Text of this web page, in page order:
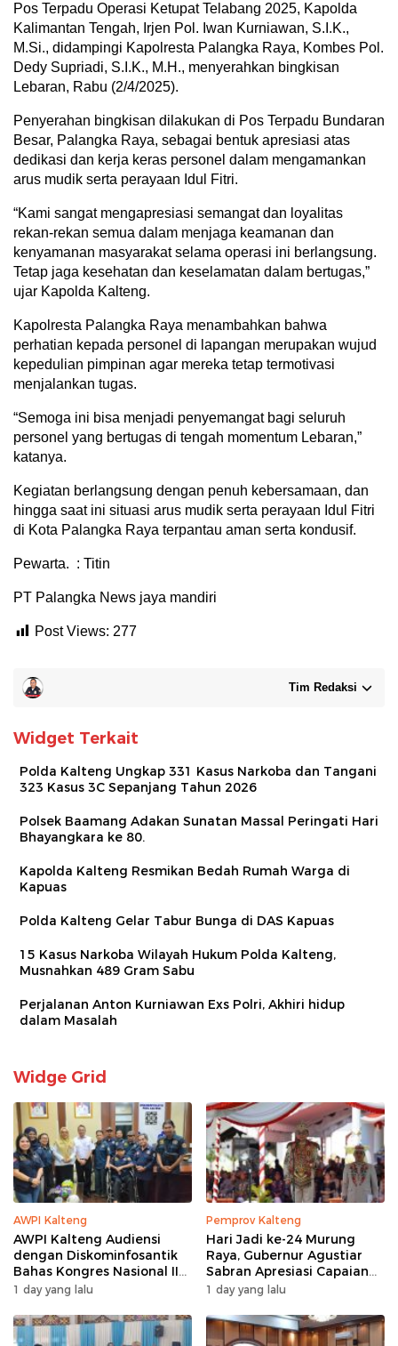
Pos Terpadu Operasi Ketupat Telabang 2025, Kapolda
Kalimantan Tengah, Irjen Pol. Iwan Kurniawan, S.I.K.,
M.Si., didampingi Kapolresta Palangka Raya, Kombes Pol.
Dedy Supriadi, S.I.K., M.H., menyerahkan bingkisan
Lebaran, Rabu (2/4/2025).
Penyerahan bingkisan dilakukan di Pos Terpadu Bundaran
Besar, Palangka Raya, sebagai bentuk apresiasi atas
dedikasi dan kerja keras personel dalam mengamankan
arus mudik serta perayaan Idul Fitri.
“Kami sangat mengapresiasi semangat dan loyalitas
rekan-rekan semua dalam menjaga keamanan dan
kenyamanan masyarakat selama operasi ini berlangsung.
Tetap jaga kesehatan dan keselamatan dalam bertugas,”
ujar Kapolda Kalteng.
Kapolresta Palangka Raya menambahkan bahwa
perhatian kepada personel di lapangan merupakan wujud
kepedulian pimpinan agar mereka tetap termotivasi
menjalankan tugas.
“Semoga ini bisa menjadi penyemangat bagi seluruh
personel yang bertugas di tengah momentum Lebaran,”
katanya.
Kegiatan berlangsung dengan penuh kebersamaan, dan
hingga saat ini situasi arus mudik serta perayaan Idul Fitri
di Kota Palangka Raya terpantau aman serta kondusif.
Pewarta. : Titin
PT Palangka News jaya mandiri
Post Views: 277
Tim Redaksi
Widget Terkait
Polda Kalteng Ungkap 331 Kasus Narkoba dan Tangani
323 Kasus 3C Sepanjang Tahun 2026
Polsek Baamang Adakan Sunatan Massal Peringati Hari
Bhayangkara ke 80.
Kapolda Kalteng Resmikan Bedah Rumah Warga di
Kapuas
Polda Kalteng Gelar Tabur Bunga di DAS Kapuas
15 Kasus Narkoba Wilayah Hukum Polda Kalteng,
Musnahkan 489 Gram Sabu
Perjalanan Anton Kurniawan Exs Polri, Akhiri hidup
dalam Masalah
Widge Grid
AWPI Kalteng
AWPI Kalteng Audiensi
dengan Diskominfosantik
Bahas Kongres Nasional II
AWPI
1 day yang lalu
Pemprov Kalteng
Hari Jadi ke-24 Murung
Raya, Gubernur Agustiar
Sabran Apresiasi Capaian
Pembangunan
1 day yang lalu